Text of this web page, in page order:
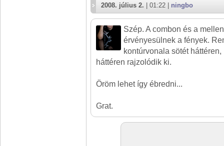
2008. július 2. | 01:22 | ningbo
Szép. A combon és a
érvényesülnek a fények.
kontúrvonala sötét
háttéren rajzolódik ki.
Öröm lehet így ébredni...
Grat.